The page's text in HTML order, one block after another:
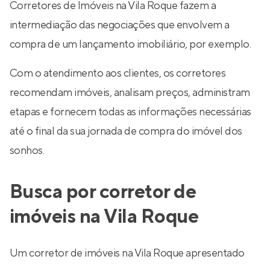
Corretores de Imóveis na Vila Roque fazem a
intermediação das negociações que envolvem a
compra de um lançamento imobiliário, por exemplo.
Com o atendimento aos clientes, os corretores
recomendam imóveis, analisam preços, administram
etapas e fornecem todas as informações necessárias
até o final da sua jornada de compra do imóvel dos
sonhos.
Busca por corretor de
imóveis na Vila Roque
Um corretor de imóveis na Vila Roque apresentado